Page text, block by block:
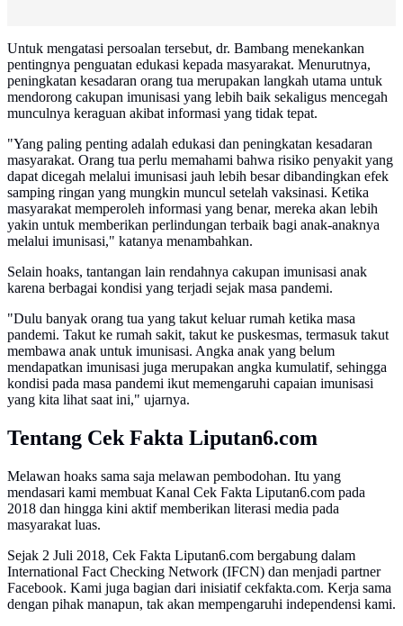
Untuk mengatasi persoalan tersebut, dr. Bambang menekankan
pentingnya penguatan edukasi kepada masyarakat. Menurutnya,
peningkatan kesadaran orang tua merupakan langkah utama untuk
mendorong cakupan imunisasi yang lebih baik sekaligus mencegah
munculnya keraguan akibat informasi yang tidak tepat.
"Yang paling penting adalah edukasi dan peningkatan kesadaran
masyarakat. Orang tua perlu memahami bahwa risiko penyakit yang
dapat dicegah melalui imunisasi jauh lebih besar dibandingkan efek
samping ringan yang mungkin muncul setelah vaksinasi. Ketika
masyarakat memperoleh informasi yang benar, mereka akan lebih
yakin untuk memberikan perlindungan terbaik bagi anak-anaknya
melalui imunisasi," katanya menambahkan.
Selain hoaks, tantangan lain rendahnya cakupan imunisasi anak
karena berbagai kondisi yang terjadi sejak masa pandemi.
"Dulu banyak orang tua yang takut keluar rumah ketika masa
pandemi. Takut ke rumah sakit, takut ke puskesmas, termasuk takut
membawa anak untuk imunisasi. Angka anak yang belum
mendapatkan imunisasi juga merupakan angka kumulatif, sehingga
kondisi pada masa pandemi ikut memengaruhi capaian imunisasi
yang kita lihat saat ini," ujarnya.
Tentang Cek Fakta Liputan6.com
Melawan hoaks sama saja melawan pembodohan. Itu yang
mendasari kami membuat Kanal Cek Fakta Liputan6.com pada
2018 dan hingga kini aktif memberikan literasi media pada
masyarakat luas.
Sejak 2 Juli 2018, Cek Fakta Liputan6.com bergabung dalam
International Fact Checking Network (IFCN) dan menjadi partner
Facebook. Kami juga bagian dari inisiatif cekfakta.com. Kerja sama
dengan pihak manapun, tak akan mempengaruhi independensi kami.